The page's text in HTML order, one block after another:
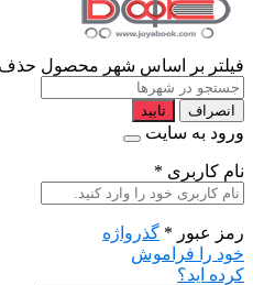
فیلتر بر اساس شهر محصول
انصراف تایید
ورود به سایت
نام کاربری *
رمز عبور * گذرواژه
خود را فراموش
کرده اید؟